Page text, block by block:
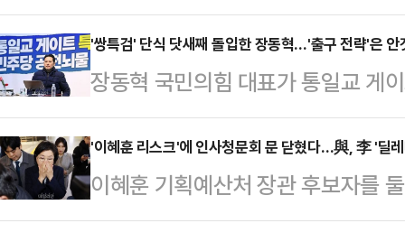
는 데 …
배우 A씨를 두 차례 성폭행한 혐의
"산책을 하자"며 불러낸 뒤 범행을
라는 지위에 있는 만큼 거절하기 어
가 신고하면서…
여성이 항소심에서 감형받았다.춘
상횡령 혐의로 기소된 A(49)씨에
개월을 선고했다고 18일 밝혔다
을 관리하는 경리과장으로 입사한
초부터 약 7년간 251차례에 걸쳐
로 재판에 넘겨졌다.조사 결과 A씨
좌로 …
'쌍특검' 단식 닷새째 돌입한 장동혁…'출구 전략'은 안
장동혁 국민의힘 대표가 통일교 게
한 이른바 '쌍특검법' 도입을 요구
정부·여당의 수용 가능성은 여전히
상태를 우려하는 목소리가 커지고
운 상황이 이어지면서 국민의힘은
'이혜훈 리스크'에 인사청문회 문 닫혔다…與, 李 '딜
이혜훈 기획예산처 장관 후보자를
까지 발목을 잡았다. 야당은 검증해